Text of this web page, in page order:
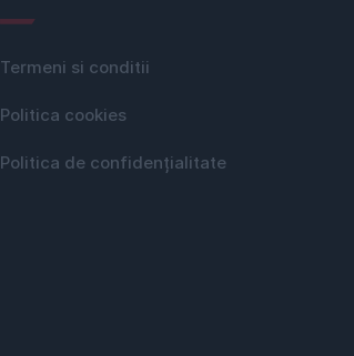
Termeni si conditii
Politica cookies
Politica de confidențialitate